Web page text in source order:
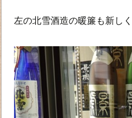
左の北雪酒造の暖簾も新し